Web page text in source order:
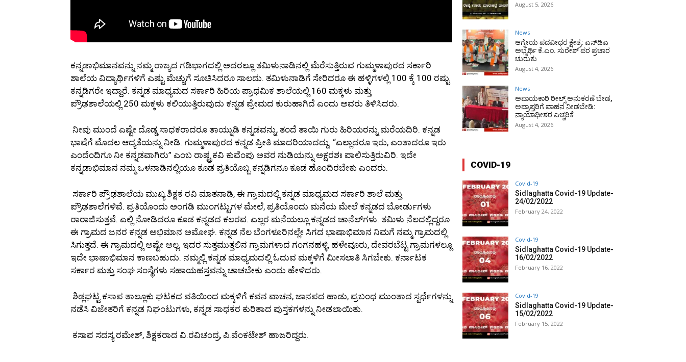
ಕನ್ನಡಾಭಿಮಾನವನ್ನು ನಮ್ಮ ರಾಜ್ಯದ ಗಡಿಭಾಗದಲ್ಲಿ ಅದರಲ್ಲೂ ತಮಿಳುನಾಡಿನಲ್ಲಿ ಮೆರೆಸುತ್ತಿರುವ ಗುಮ್ಮಳಾಪುರದ ಸರ್ಕಾರಿ
ಶಾಲೆಯ ವಿದ್ಯಾರ್ಥಿಗಳಿಗೆ ಎಷ್ಟು ಮೆಚ್ಚುಗೆ ಸೂಚಿಸಿದರೂ ಸಾಲದು. ತಮಿಳುನಾಡಿಗೆ ಸೇರಿದರೂ ಈ ಹಳ್ಳಿಗಳಲ್ಲಿ 100 ಕ್ಕೆ 100 ರಷ್ಟು
ಕನ್ನಡಿಗರೇ ಇದ್ದಾರೆ. ಕನ್ನಡ ಮಾಧ್ಯಮದ ಸರ್ಕಾರಿ ಹಿರಿಯ ಪ್ರಾಥಮಿಕ ಶಾಲೆಯಲ್ಲಿ 160 ಮಕ್ಕಳು ಮತ್ತು
ಪ್ರೌಢಶಾಲೆಯಲ್ಲಿ 250 ಮಕ್ಕಳು ಕಲಿಯುತ್ತಿರುವುದು ಕನ್ನಡ ಪ್ರೇಮದ ಕುರುಹಾಗಿದೆ ಎಂದು ಅವರು ತಿಳಿಸಿದರು.
ನೀವು ಮುಂದೆ ಎಷ್ಟೇ ದೊಡ್ಡ ಸಾಧಕರಾದರೂ ತಾಯ್ನುಡಿ ಕನ್ನಡವನ್ನು, ತಂದೆ ತಾಯಿ ಗುರು ಹಿರಿಯರನ್ನು ಮರೆಯದಿರಿ. ಕನ್ನಡ
ಭಾಷೆಗೆ ಮೊದಲ ಆದ್ಯತೆಯನ್ನು ನೀಡಿ. ಗುಮ್ಮಳಾಪುರದ ಕನ್ನಡ ಪ್ರೀತಿ ಮಾದರಿಯಾದದ್ದು. “ಎಲ್ಲಾದರೂ ಇರು, ಎಂತಾದರೂ ಇರು
ಎಂದೆಂದಿಗೂ ನೀ ಕನ್ನಡವಾಗಿರು” ಎಂಬ ರಾಷ್ಟ್ರಕವಿ ಕುವೆಂಪು ಅವರ ನುಡಿಯನ್ನು ಅಕ್ಷರಶಃ ಪಾಲಿಸುತ್ತಿರುವಿರಿ. ಇದೇ
ಕನ್ನಡಾಭಿಮಾನ ನಮ್ಮ ಒಳನಾಡಿನಲ್ಲಿಯೂ ಕೂಡ ಪ್ರತಿಯೊಬ್ಬ ಕನ್ನಡಿಗನೂ ಕೂಡ ಹೊಂದಿರಬೇಕು ಎಂದರು.
ಸರ್ಕಾರಿ ಪ್ರೌಢಶಾಲೆಯ ಮುಖ್ಯ ಶಿಕ್ಷಕ ರವಿ ಮಾತನಾಡಿ, ಈ ಗ್ರಾಮದಲ್ಲಿ ಕನ್ನಡ ಮಾಧ್ಯಮದ ಸರ್ಕಾರಿ ಶಾಲೆ ಮತ್ತು
ಪ್ರೌಢಶಾಲೆಗಳಿವೆ. ಪ್ರತಿಯೊಂದು ಅಂಗಡಿ ಮುಂಗಟ್ಟುಗಳ ಮೇಲೆ, ಪ್ರತಿಯೊಂದು ಮನೆಯ ಮೇಲೆ ಕನ್ನಡದ ಬೋರ್ಡುಗಳು
ರಾರಾಜಿಸುತ್ತವೆ. ಎಲ್ಲಿ ನೋಡಿದರೂ ಕೂಡ ಕನ್ನಡದ ಕಲರವ. ಎಲ್ಲರ ಮನೆಯಲ್ಲೂ ಕನ್ನಡದ ಚಾನೆಲ್‌ಗಳು. ತಮಿಳು ನೆಲದಲ್ಲಿದ್ದರೂ
ಈ ಗ್ರಾಮದ ಜನರ ಕನ್ನಡ ಅಭಿಮಾನ ಅಮೋಘ. ಕನ್ನಡ ನೆಲ ಬೆಂಗಳೂರಿನಲ್ಲೇ ಸಿಗದ ಭಾಷಾಭಿಮಾನ ನಿಮಗೆ ನಮ್ಮ ಗ್ರಾಮದಲ್ಲಿ
ಸಿಗುತ್ತದೆ. ಈ ಗ್ರಾಮದಲ್ಲಿ ಅಷ್ಟೇ ಅಲ್ಲ. ಇದರ ಸುತ್ತಮುತ್ತಲಿನ ಗ್ರಾಮಗಳಾದ ಗಂಗನಹಳ್ಳಿ, ಹಳೇವೂರು, ದೇವರಬೆಟ್ಟ ಗ್ರಾಮಗಳಲ್ಲೂ
ಇದೇ ಭಾಷಾಭಿಮಾನ ಕಾಣಬಹುದು. ನಮ್ಮಲ್ಲಿ ಕನ್ನಡ ಮಾಧ್ಯಮದಲ್ಲಿ ಓದುವ ಮಕ್ಕಳಿಗೆ ಮೀಸಲಾತಿ ಸಿಗಬೇಕು. ಕರ್ನಾಟಕ
ಸರ್ಕಾರ ಮತ್ತು ಸಂಘ ಸಂಸ್ಥೆಗಳು ಸಹಾಯಹಸ್ತವನ್ನು ಚಾಚಬೇಕು ಎಂದು ಹೇಳಿದರು.
ಶಿಡ್ಲಘಟ್ಟ ಕಸಾಪ ತಾಲ್ಲೂಕು ಘಟಕದ ವತಿಯಿಂದ ಮಕ್ಕಳಿಗೆ ಕವನ ವಾಚನ, ಜಾನಪದ ಹಾಡು, ಪ್ರಬಂಧ ಮುಂತಾದ ಸ್ಪರ್ಧೆಗಳನ್ನು
ನಡೆಸಿ ವಿಜೇತರಿಗೆ ಕನ್ನಡ ನಿಘಂಟುಗಳು, ಕನ್ನಡ ಸಾಧಕರ ಕುರಿತಾದ ಪುಸ್ತಕಗಳನ್ನು ನೀಡಲಾಯಿತು.
ಕಸಾಪ ಸದಸ್ಯ ರಮೇಶ್, ಶಿಕ್ಷಕರಾದ ವಿ.ರವಿಚಂದ್ರ, ಪಿ.ವೆಂಕಟೇಶ್ ಹಾಜರಿದ್ದರು.
August 5, 2026
News
ಆಗ್ನೇಯ ಪದವೀಧರ ಕ್ಷೇತ್ರ: ಎನ್‌ಡಿಎ
ಅಭ್ಯರ್ಥಿ ಕೆ.ಎಂ. ಸುರೇಶ್ ಪರ ಪ್ರಚಾರ
ಚುರುಕು
August 4, 2026
News
ಅಪಾಯಕಾರಿ ರೀಲ್ಸ್ ಅನುಕರಣೆ ಬೇಡ,
ಅಪ್ರಾಪ್ತರಿಗೆ ವಾಹನ ನೀಡಬೇಡಿ:
ನ್ಯಾಯಾಧೀಶರ ಎಚ್ಚರಿಕೆ
August 4, 2026
COVID-19
Covid-19
Sidlaghatta Covid-19 Update-
24/02/2022
February 24, 2022
Covid-19
Sidlaghatta Covid-19 Update-
16/02/2022
February 16, 2022
Covid-19
Sidlaghatta Covid-19 Update-
15/02/2022
February 15, 2022